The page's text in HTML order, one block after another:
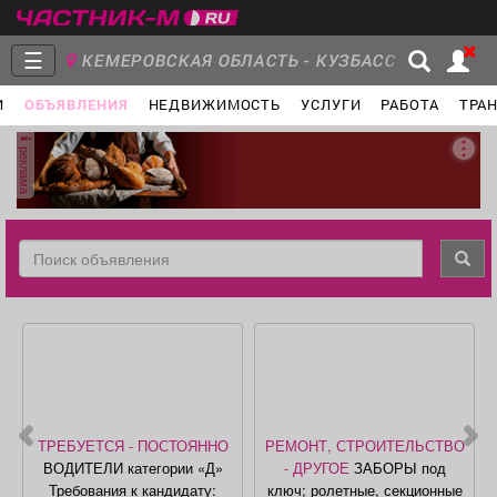
☰ КЕМЕРОВСКАЯ ОБЛАСТЬ - КУЗБАСС
ОБЪЯВЛЕНИЯ НЕДВИЖИМОСТЬ УСЛУГИ РАБОТА
Главная
Группы Новости
Объявления
реклама
ТРЕБУЕТСЯ - ПОСТОЯННО
ВОДИТЕЛИ категории «Д»
Требования к кандидату:
РЕМОНТ, СТРОИТЕЛЬСТВО
- ДРУГОЕ ЗАБОРЫ под
ключ; ролетные, секционные